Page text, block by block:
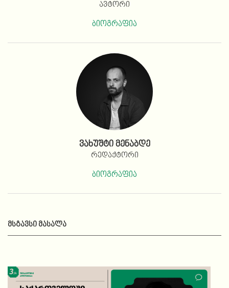
ავტორი
ბიოგრაფია
ვახუშტი მენაბდე
რედაქტორი
ბიოგრაფია
ᲛᲡᲒᲐᲕᲡᲘ ᲛᲐᲡᲐᲚᲐ